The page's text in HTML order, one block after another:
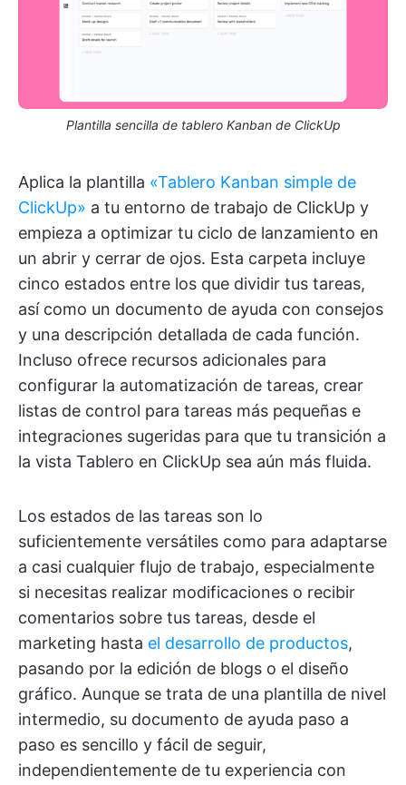
Plantilla sencilla de tablero Kanban de ClickUp
Aplica la plantilla «Tablero Kanban simple de
ClickUp» a tu entorno de trabajo de ClickUp y
empieza a optimizar tu ciclo de lanzamiento en
un abrir y cerrar de ojos. Esta carpeta incluye
cinco estados entre los que dividir tus tareas,
así como un documento de ayuda con consejos
y una descripción detallada de cada función.
Incluso ofrece recursos adicionales para
configurar la automatización de tareas, crear
listas de control para tareas más pequeñas e
integraciones sugeridas para que tu transición a
la vista Tablero en ClickUp sea aún más fluida.
Los estados de las tareas son lo
suficientemente versátiles como para adaptarse
a casi cualquier flujo de trabajo, especialmente
si necesitas realizar modificaciones o recibir
comentarios sobre tus tareas, desde el
marketing hasta el desarrollo de productos,
pasando por la edición de blogs o el diseño
gráfico. Aunque se trata de una plantilla de nivel
intermedio, su documento de ayuda paso a
paso es sencillo y fácil de seguir,
independientemente de tu experiencia con